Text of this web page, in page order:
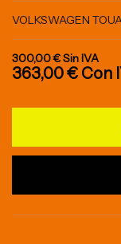
VOLKSWAGEN
300,00 €Sin IVA
363,00 € Con